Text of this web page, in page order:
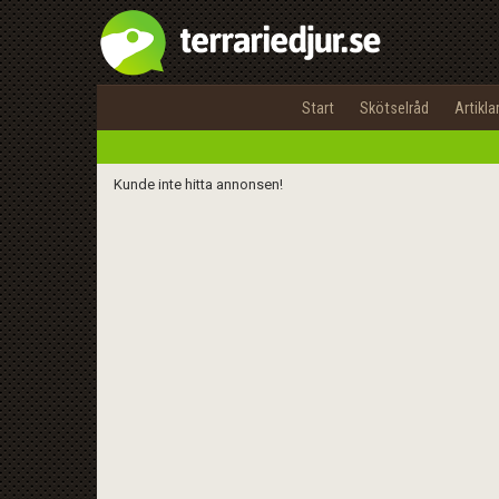
Start Skötselråd Artiklar
Kunde inte hitta annonsen!